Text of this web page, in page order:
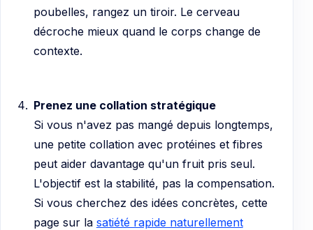
poubelles, rangez un tiroir. Le cerveau
décroche mieux quand le corps change de
contexte.
Prenez une collation stratégique
Si vous n'avez pas mangé depuis longtemps,
une petite collation avec protéines et fibres
peut aider davantage qu'un fruit pris seul.
L'objectif est la stabilité, pas la compensation.
Si vous cherchez des idées concrètes, cette
page sur la satiété rapide naturellement